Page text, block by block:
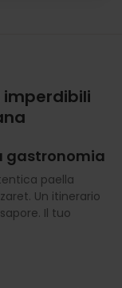
imperdibili
gastronomia
paella
Un itinerario
Il tuo